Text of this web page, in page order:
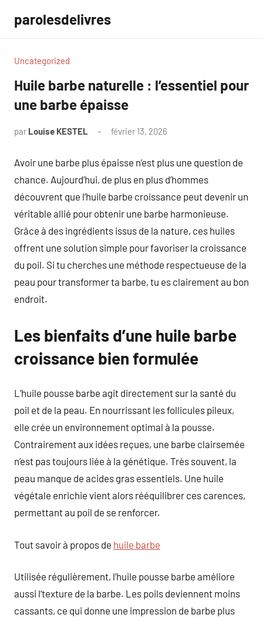
contenu
parolesdelivres
Uncategorized
Huile barbe naturelle : l’essentiel pour
une barbe épaisse
par Louise KESTEL février 13, 2026
Avoir une barbe plus épaisse n’est plus une question de
chance. Aujourd’hui, de plus en plus d’hommes
découvrent que l’huile barbe croissance peut devenir un
véritable allié pour obtenir une barbe harmonieuse.
Grâce à des ingrédients issus de la nature, ces huiles
offrent une solution simple pour favoriser la croissance
du poil. Si tu cherches une méthode respectueuse de la
peau pour transformer ta barbe, tu es clairement au bon
endroit.
Les bienfaits d’une huile barbe
croissance bien formulée
L’huile pousse barbe agit directement sur la santé du
poil et de la peau. En nourrissant les follicules pileux,
elle crée un environnement optimal à la pousse.
Contrairement aux idées reçues, une barbe clairsemée
n’est pas toujours liée à la génétique. Très souvent, la
peau manque de acides gras essentiels. Une huile
végétale enrichie vient alors rééquilibrer ces carences,
permettant au poil de se renforcer.
Tout savoir à propos de huile barbe
Utilisée régulièrement, l’huile pousse barbe améliore
aussi l’texture de la barbe. Les poils deviennent moins
cassants, ce qui donne une impression de barbe plus